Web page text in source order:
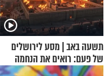
תשעה באב | מסע לירושלים
של פעם: רואים את הנחמה